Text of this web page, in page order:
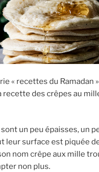
« recettes du Ramadan
recette des crêpes au
un peu épaisses, un
leur surface est piquée
nom crêpe aux mille
non plus.